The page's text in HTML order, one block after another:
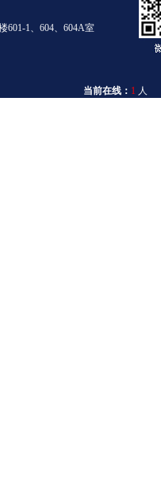
601-1、604、604A室
当前在线： 1